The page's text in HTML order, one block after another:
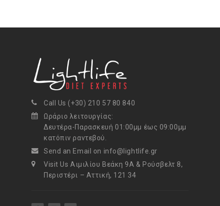
Call Us (+30) 210 57 80 840
Ωράριο λειτουργίας:
Δευτέρα-Παρασκευή 01:00μμ έως 09:00μμ
κατόπιν ραντεβού.
Send an Email on info@lightlife.gr
Visit Us Αιμιλίου Βεάκη 9Α & Ρούσβελτ 8,
Περιστέρι – Αττική, 121 34